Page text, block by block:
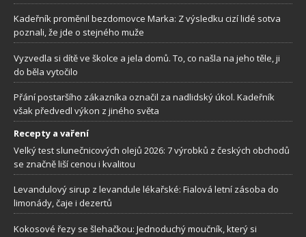
Kadeřník proměnil bezdomovce Marka: Z výsledku cizí lidé sotva
poznali, že jde o stejného muže
Vyzvedla si dítě ve školce a jela domů. To, co našla na jeho těle, ji
do běla vytočilo
Přání postaršího zákazníka označil za nadlidský úkol. Kadeřník
však předvedl výkon z jiného světa
Recepty a vaření
Velký test slunečnicových olejů 2026: 7 výrobků z českých obchodů
se značně liší cenou i kvalitou
Levandulový sirup z levandule lékařské: Fialová letní zásoba do
limonády, čaje i dezertů
Kokosové řezy se šlehačkou: Jednoduchý moučník, který si